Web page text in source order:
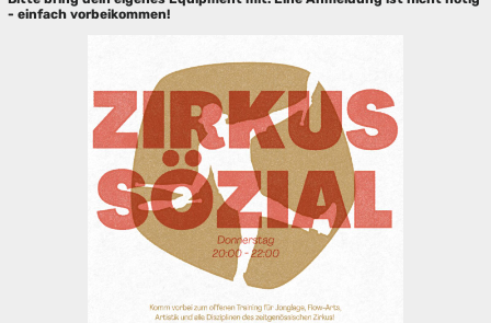
- einfach vorbeikommen!